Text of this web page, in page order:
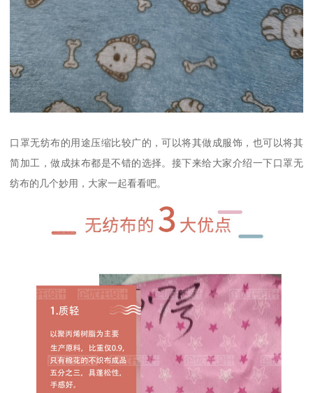
口罩无纺布的用途压缩比较广的，可以将其做成服饰，也可以将其
简加工，做成抹布都是不错的选择。接下来给大家介绍一下口罩无
纺布的几个妙用，大家一起看看吧。